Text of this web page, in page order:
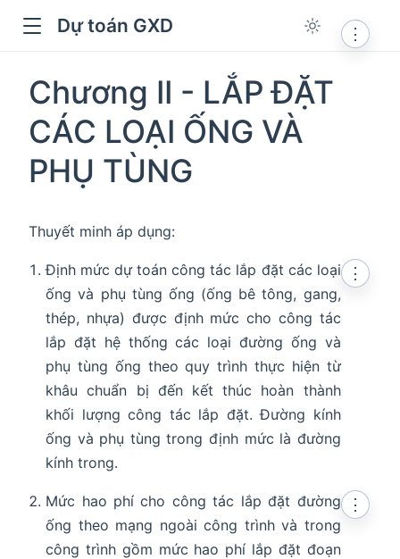
Dự toán GXD
Chương II - LẮP ĐẶT
CÁC LOẠI ỐNG VÀ
PHỤ TÙNG
⋮
Thuyết minh áp dụng:
Định mức dự toán công tác lắp đặt các loại
ống và phụ tùng ống (ống bê tông, gang,
thép, nhựa) được định mức cho công tác
lắp đặt hệ thống các loại đường ống và
phụ tùng ống theo quy trình thực hiện từ
khâu chuẩn bị đến kết thúc hoàn thành
khối lượng công tác lắp đặt. Đường kính
ống và phụ tùng trong định mức là đường
kính trong.
⋮
Mức hao phí cho công tác lắp đặt đường
ống theo mạng ngoài công trình và trong
công trình gồm mức hao phí lắp đặt đoạn
⋮